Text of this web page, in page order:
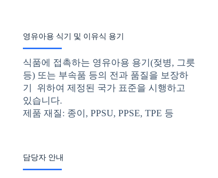
영유아용 식기 및 이유식 용기
식품에 접촉하는 영유아용 용기(젖병, 그릇
등) 또는 부속품 등의 전과 품질을 보장하
기 위하여 제정된 국가 표준을 시행하고
있습니다.
제품 재질: 종이, PPSU, PPSE, TPE 등
담당자 안내